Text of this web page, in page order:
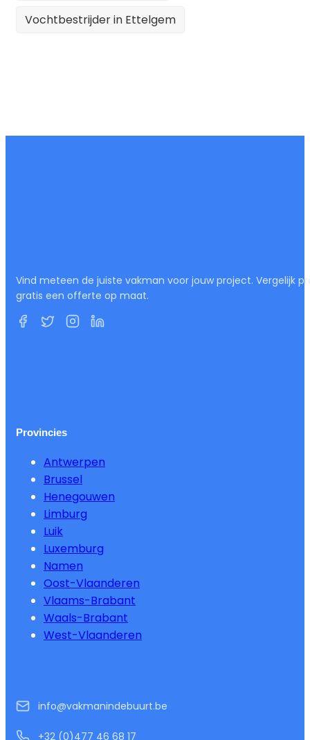
Vochtbestrijder in Ettelgem
Vind meteen de juiste vakman voor jouw project. Vergelijk
gratis een offerte op maat.
Provincies
Antwerpen
Brussel
Henegouwen
Limburg
Luik
Luxemburg
Namen
Oost-Vlaanderen
Vlaams-Brabant
Waals-Brabant
West-Vlaanderen
info@vakmanindebuurt.be
+32 (0)477 46 68 17